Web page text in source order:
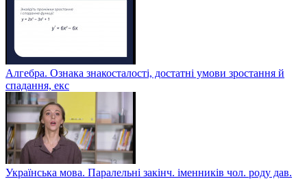
Алгебра. Ознака знакосталості, достатні умови зростання й
спадання, екс
Українська мова. Паралельні закінч. іменників чол. роду дав.